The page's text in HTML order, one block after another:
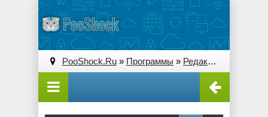
PooShock.Ru » Программы » Редакторы видео